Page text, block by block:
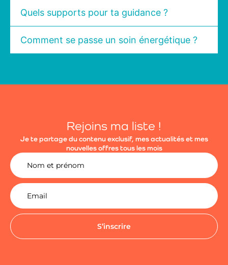
Quels supports pour ta guidance ?
Comment se passe un soin énergétique ?
Rejoins ma liste !
Je te partage du contenu exclusif, mes actualités et mes
nouvelles offres tous les mois
S’inscrire